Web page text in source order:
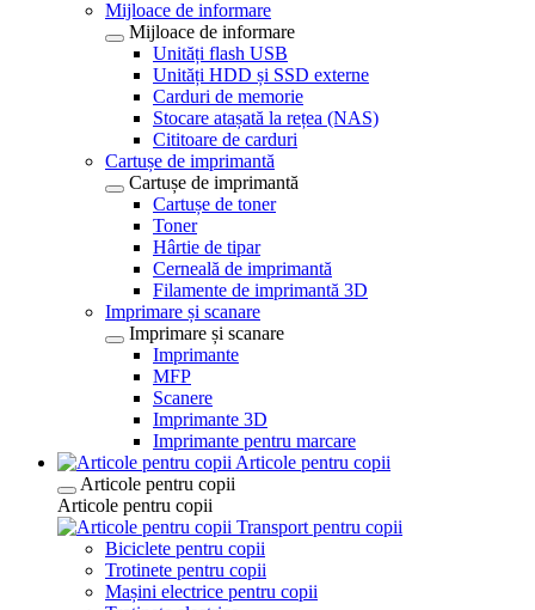
Mijloace de informare
Mijloace de informare
Unități flash USB
Unități HDD și SSD externe
Carduri de memorie
Stocare atașată la rețea (NAS)
Cititoare de carduri
Cartușe de imprimantă
Cartușe de imprimantă
Cartușe de toner
Toner
Hârtie de tipar
Cerneală de imprimantă
Filamente de imprimantă 3D
Imprimare și scanare
Imprimare și scanare
Imprimante
MFP
Scanere
Imprimante 3D
Imprimante pentru marcare
Articole pentru copii
Articole pentru copii
Articole pentru copii
Transport pentru copii
Biciclete pentru copii
Trotinete pentru copii
Mașini electrice pentru copii